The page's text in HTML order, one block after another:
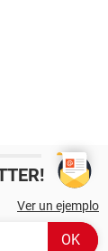
Ver un ejemplo